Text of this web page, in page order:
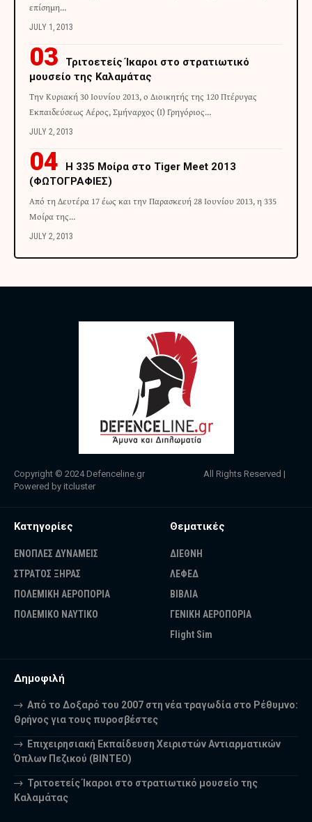
επίσημη…
JULY 1, 2013
Τριτοετείς Ίκαροι στο στρατιωτικό
μουσείο της Καλαμάτας
Την Κυριακή 30 Ιουνίου 2013, ο Διοικητής της 120 Πτέρυγας
Εκπαιδεύσεως Αέρος, Σμήναρχος (Ι) Γρηγόριος…
JULY 2, 2013
H 335 Μοίρα στο Tiger Meet 2013
(ΦΩΤΟΓΡΑΦΙΕΣ)
Από τη Δευτέρα 17 έως και την Παρασκευή 28 Ιουνίου 2013, η 335
Μοίρα της…
JULY 2, 2013
Copyright © 2024 Defenceline.gr All Rights Reserved |
Powered by itcluster
Κατηγορίες
ΕΝΟΠΛΕΣ ΔΥΝΑΜΕΙΣ
ΣΤΡΑΤΟΣ ΞΗΡΑΣ
ΠΟΛΕΜΙΚΗ ΑΕΡΟΠΟΡΙΑ
ΠΟΛΕΜΙΚΟ ΝΑΥΤΙΚΟ
Θεματικές
ΔΙΕΘΝΗ
ΛΕΦΕΔ
ΒΙΒΛΙΑ
ΓΕΝΙΚΗ ΑΕΡΟΠΟΡΙΑ
Flight Sim
Δημοφιλή
Από το Δοξαρό του 2007 στη νέα τραγωδία στο Ρέθυμνο:
Θρήνος για τους πυροσβέστες
Επιχειρησιακή Εκπαίδευση Χειριστών Αντιαρματικών
Όπλων Πεζικού (ΒΙΝΤΕΟ)
Τριτοετείς Ίκαροι στο στρατιωτικό μουσείο της
Καλαμάτας